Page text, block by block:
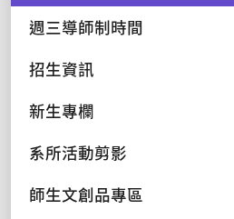
週三導師制時間
招生資訊
新生專欄
系所活動剪影
師生文創品專區